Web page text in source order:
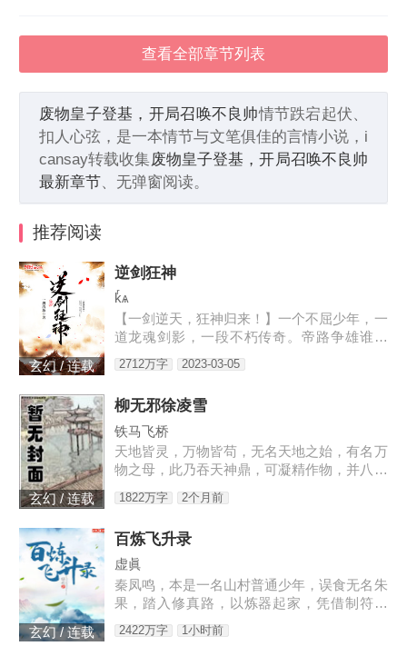
查看全部章节列表
废物皇子登基，开局召唤不良帅情节跌宕起伏、
扣人心弦，是一本情节与文笔俱佳的言情小说，i
cansay转载收集废物皇子登基，开局召唤不良帅
最新章节、无弹窗阅读。
推荐阅读
玄幻 / 连载
逆剑狂神
kͬѧ
【一剑逆天，狂神归来！】一个不屈少年，一
道龙魂剑影，一段不朽传奇。帝路争雄谁为
峰，唯我林轩傲苍生！3w471-25091
2712万字 2023-03-05
玄幻 / 连载
柳无邪徐凌雪
铁马飞桥
天地皆灵，万物皆苟，无名天地之始，有名万
物之母，此乃吞天神鼎，可凝精作物，并八荒
神，踏天之路！
1822万字 2个月前
玄幻 / 连载
百炼飞升录
虚眞
秦凤鸣，本是一名山村普通少年，误食无名朱
果，踏入修真路，以炼器起家，凭借制符天
赋，只身闯荡荆棘密布的修仙界，本一切都顺
利非常，但却是有一难料之事发生在了他身
2422万字 1小时前